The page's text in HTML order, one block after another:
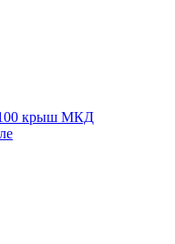
крыш МКД